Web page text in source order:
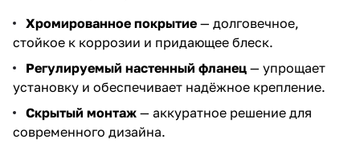
Хромированное покрытие — долговечное,
стойкое к коррозии и придающее блеск.
Регулируемый настенный фланец — упрощает
установку и обеспечивает надёжное крепление.
Скрытый монтаж — аккуратное решение для
современного дизайна.